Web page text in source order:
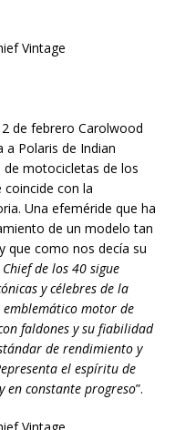
de febrero Carolwood
a Polaris de Indian
motocicletas de los
coincide con la
Una efeméride que ha
de un modelo tan
que como nos decía su
de los 40 sigue
y célebres de la
emblemático motor de
faldones y su fiabilidad
de rendimiento y
el espíritu de
en constante progreso”.